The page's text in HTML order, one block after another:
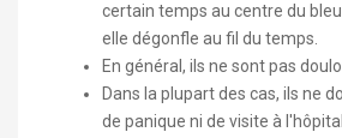
certain temps au centre du
elle dégonfle au fil du temps.
En général, ils ne sont pas
Dans la plupart des cas, ils ne
de panique ni de visite à l'hôpital.